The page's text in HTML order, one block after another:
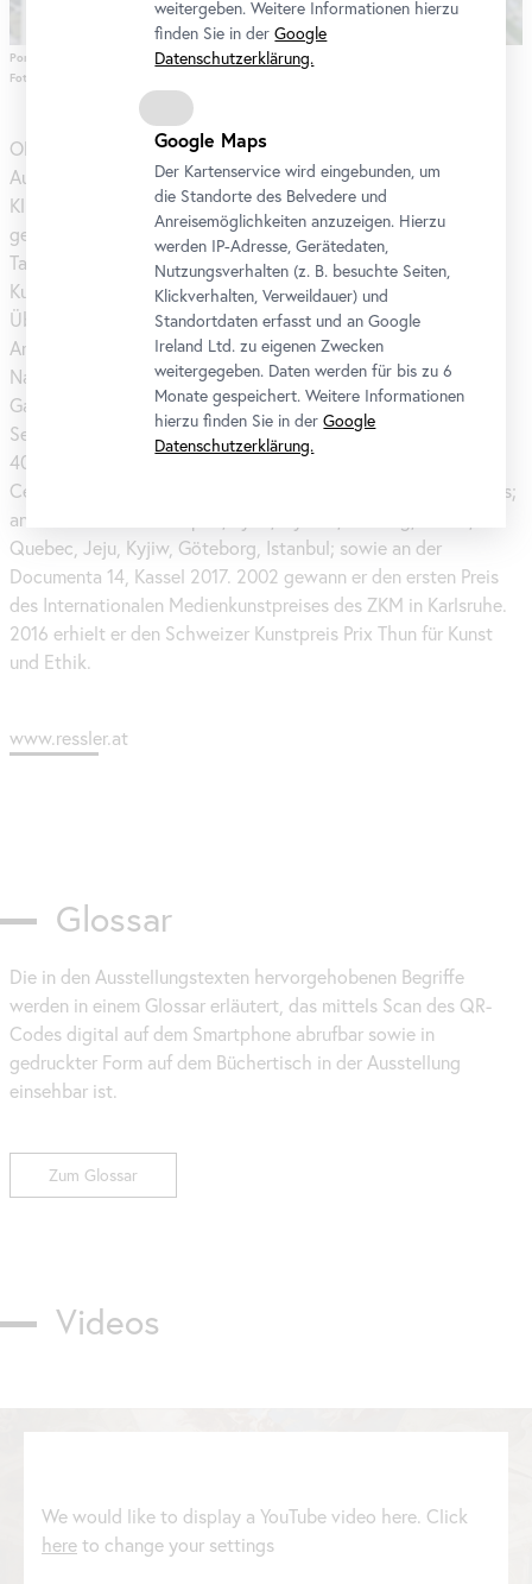
Porträt Oliver Ressler
Foto: Johannes Stoll / Belvedere, Wien © Bildrecht, Wien 2024
Oliver Ressler arbeitet an Installationen, Projekten im
Außenraum und Filmen zu Ökonomie, Demokratie,
Klimanotstand, Formen des zivilen Ungehorsams und
gesellschaftlichen Alternativen. Seine 42 Filme wurden in
Tausenden Veranstaltungen von sozialen Bewegungen,
Kunstinstitutionen und Filmfestivals gezeigt. Ressler hatte
Überblickseinzelausstellungen im Museum of Contemporary
Art
, Zagreb; im Neuen Berliner Kunstverein; im MNAC –
National Museum of ContemporaryArt, Bukarest; bei SALT
Galata, Istanbul; im Centro Andaluz de Arte Contemporáneo,
Sevilla; im Museo Espacio, Aguascalientes. Er nahm an über
400 Gruppenausstellungen teil, etwa im Museo Nacional
Centro de Arte Reina Sofía, Madrid; im Centre Pompidou, Paris;
an den Biennalen in Taipeh, Lyon, Gyumri, Venedig, Athen,
Quebec, Jeju, Kyjiw, Göteborg, Istanbul; sowie an der
Documenta 14, Kassel 2017. 2002 gewann er den ersten Preis
des Internationalen Medienkunstpreises des ZKM in Karlsruhe.
2016 erhielt er den Schweizer Kunstpreis Prix Thun für Kunst
und Ethik.
www.ressler.at
Glossar
Die in den Ausstellungstexten hervorgehobenen Begriffe
werden in einem Glossar erläutert, das mittels Scan des QR-
Codes digital auf dem Smartphone abrufbar sowie in
gedruckter Form auf dem Büchertisch in der Ausstellung
einsehbar ist.
Zum Glossar
Videos
We would like to display a YouTube video here. Click
here to change your settings
weitergeben. Weitere Informationen hierzu
finden Sie in derGoogle
Datenschutzerklärung.
Google Maps
Der Kartenservice wird eingebunden, um
die Standorte des Belvedere und
Anreisemöglichkeiten anzuzeigen. Hierzu
werden IP-Adresse, Gerätedaten,
Nutzungsverhalten (z. B. besuchte Seiten,
Klickverhalten, Verweildauer) und
Standortdaten erfasst und an Google
Ireland Ltd. zu eigenen Zwecken
weitergegeben. Daten werden für bis zu 6
Monate gespeichert. Weitere Informationen
hierzu finden Sie in derGoogle
Datenschutzerklärung.